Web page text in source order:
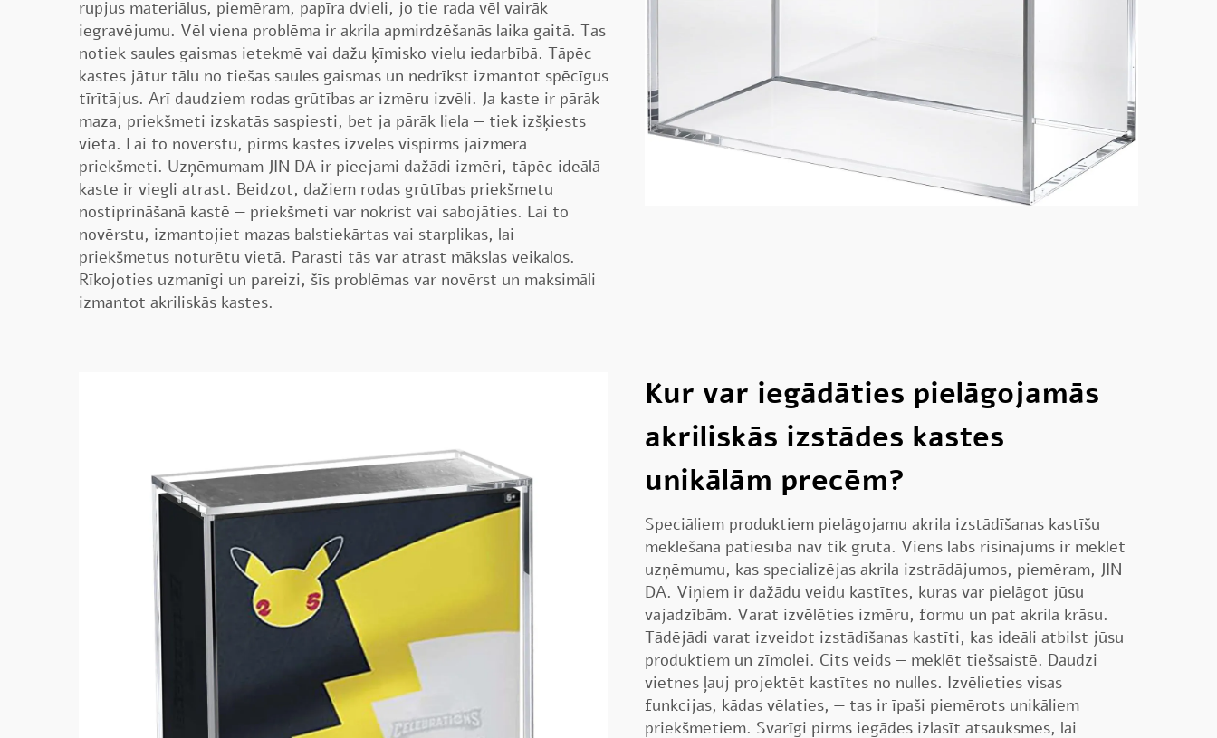
rupjus materiālus, piemēram, papīra dvieli, jo tie rada vēl vairāk
iegravējumu. Vēl viena problēma ir akrila apmirdzēšanās laika gaitā. Tas
notiek saules gaismas ietekmē vai dažu ķīmisko vielu iedarbībā. Tāpēc
kastes jātur tālu no tiešas saules gaismas un nedrīkst izmantot spēcīgus
tīrītājus. Arī daudziem rodas grūtības ar izmēru izvēli. Ja kaste ir pārāk
maza, priekšmeti izskatās saspiesti, bet ja pārāk liela — tiek izšķiests
vieta. Lai to novērstu, pirms kastes izvēles vispirms jāizmēra
priekšmeti. Uzņēmumam JIN DA ir pieejami dažādi izmēri, tāpēc ideālā
kaste ir viegli atrast. Beidzot, dažiem rodas grūtības priekšmetu
nostiprināšanā kastē — priekšmeti var nokrist vai sabojāties. Lai to
novērstu, izmantojiet mazas balstiekārtas vai starplikas, lai
priekšmetus noturētu vietā. Parasti tās var atrast mākslas veikalos.
Rīkojoties uzmanīgi un pareizi, šīs problēmas var novērst un maksimāli
izmantot akriliskās kastes.
Kur var iegādāties pielāgojamās
akriliskās izstādes kastes
unikālām precēm?
Speciāliem produktiem pielāgojamu akrila izstādīšanas kastīšu
meklēšana patiesībā nav tik grūta. Viens labs risinājums ir meklēt
uzņēmumu, kas specializējas akrila izstrādājumos, piemēram, JIN
DA. Viņiem ir dažādu veidu kastītes, kuras var pielāgot jūsu
vajadzībām. Varat izvēlēties izmēru, formu un pat akrila krāsu.
Tādējādi varat izveidot izstādīšanas kastīti, kas ideāli atbilst jūsu
produktiem un zīmolei. Cits veids — meklēt tiešsaistē. Daudzi
vietnes ļauj projektēt kastītes no nulles. Izvēlieties visas
funkcijas, kādas vēlaties, — tas ir īpaši piemērots unikāliem
priekšmetiem. Svarīgi pirms iegādes izlasīt atsauksmes, lai